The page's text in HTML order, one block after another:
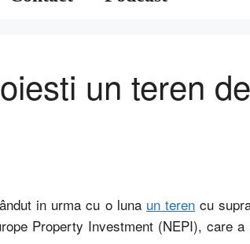
un teren
in urma cu o luna un teren cu
Property Investment (NEPI), care